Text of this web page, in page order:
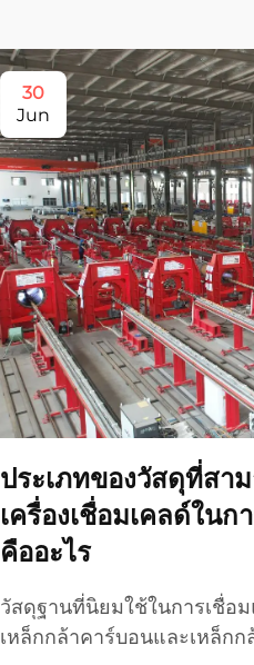
30
Jun
ประเภทของวัสดุที่สา
เครื่องเชื่อมเคลด์ในก
คืออะไร
วัสดุฐานที่นิยมใช้ในการเชื่อ
เหล็กกล้าคาร์บอนและเหล็ก